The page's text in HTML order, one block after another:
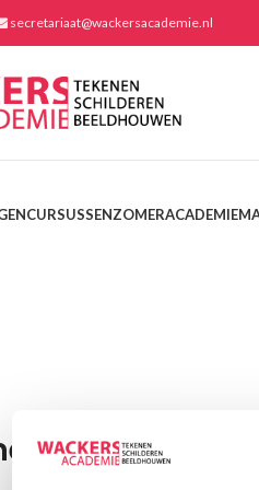
secretariaat@wackersacademie.nl
CURSUSSENZOMERACADEMIE